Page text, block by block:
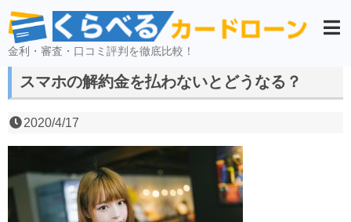
金利・審査・口コミ評判を徹底比較！
スマホの解約金を払わないとどうなる？
2020/4/17